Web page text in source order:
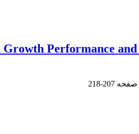
Performance
207-218